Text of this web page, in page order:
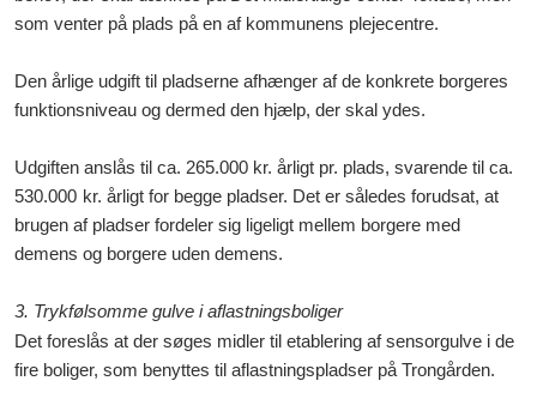
som venter på plads på en af kommunens plejecentre.
Den årlige udgift til pladserne afhænger afde konkrete borgeres
funktionsniveau og dermed den hjælp, der skal ydes.
Udgiften anslås til ca. 265.000 kr. årligt pr. plads, svarende til ca.
530.000 kr. årligt for begge pladser. Det er således forudsat, at
brugen af pladser fordeler sig ligeligt mellem borgere med
demens og borgere uden demens.
3. Trykfølsomme gulve i aflastningsboliger
Det foreslås at der søges midler til etablering af sensorgulve i de
fire boliger, som benyttes til aflastningspladser på Trongården.